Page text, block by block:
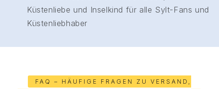
Küstenliebe und Inselkind für alle Sylt-Fans und
Küstenliebhaber
FAQ – HÄUFIGE FRAGEN ZU VERSAND,